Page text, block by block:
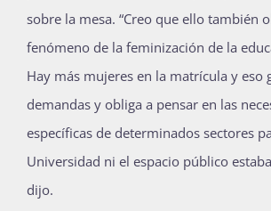
sobre la mesa. “Creo que ello también
fenómeno de la feminización de la
Hay más mujeres en la matrícula y eso
demandas y obliga a pensar en las
específicas de determinados sectores
Universidad ni el espacio público
dijo.